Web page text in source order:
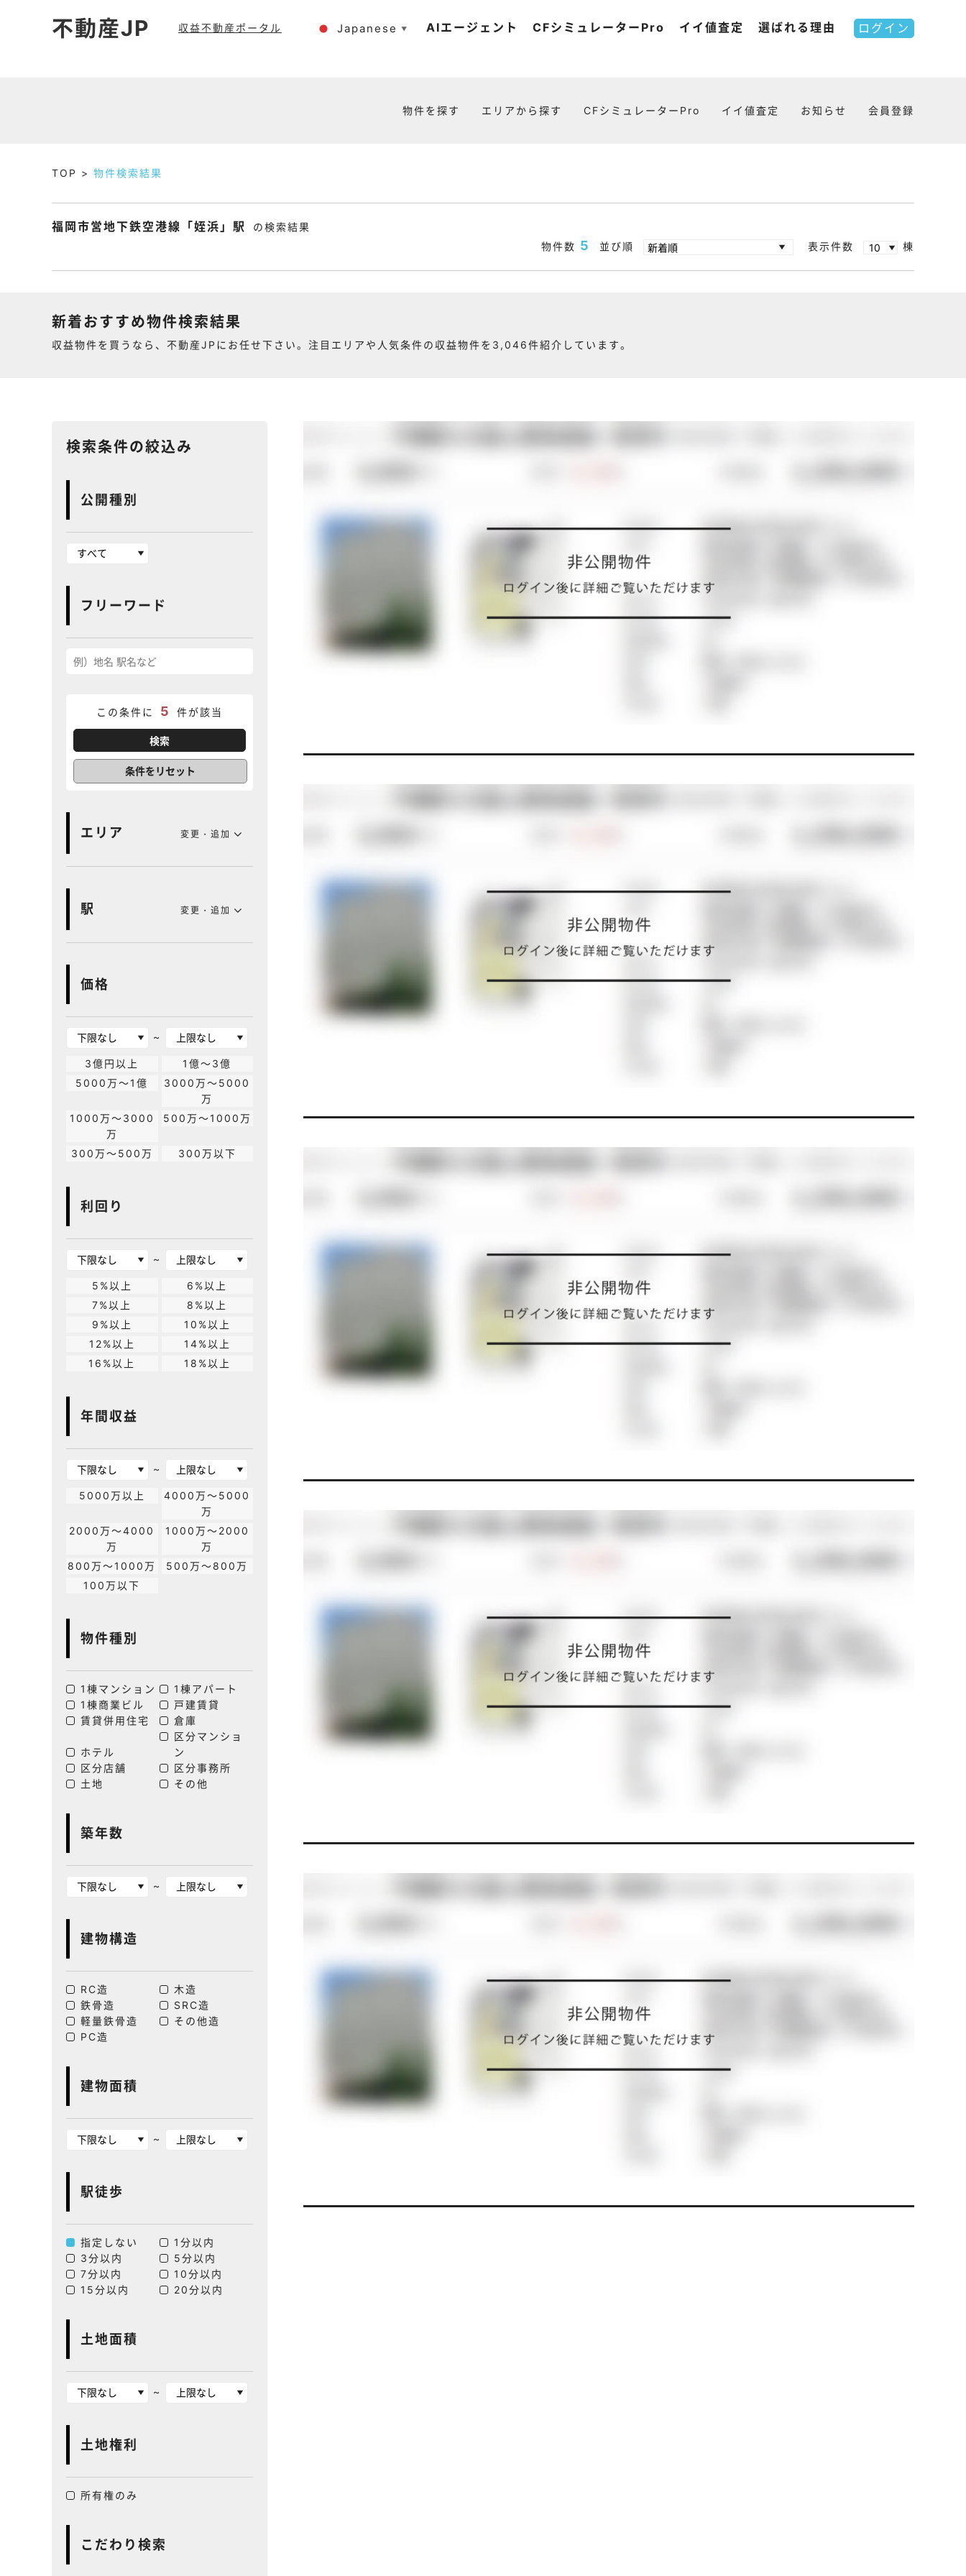
不動産JP 収益不動産ポータル Japanese ▼ AIエージェント CFシミュレーターPro イイ値査定 選ばれる理由 ログイン
物件を探す エリアから探す CFシミュレーターPro イイ値査定 お知らせ 会員登録
TOP 物件検索結果
福岡市営地下鉄空港線「姪浜」駅
の検索結果
物件数 5 並び順 表示件数 棟
新着おすすめ物件検索結果
収益物件を買うなら、不動産JPにお任せ下さい。注目エリアや人気条件の収益物件を3,046件紹介しています。
検索条件の絞込み
公開種別
フリーワード
この条件に 5 件が該当
条件をリセット
エリア 変更・追加
駅 変更・追加
価格
~
3億円以上
1億～3億
5000万～1億
3000万～5000
万
1000万～3000
万
500万～1000万
300万～500万 300万以下
利回り
~
5%以上
6%以上
7%以上
8%以上
9%以上
10%以上
12%以上
14%以上
16%以上
18%以上
年間収益
~
5000万以上
4000万～5000
万
2000万～4000
万
1000万～2000
万
800万～1000万
500万～800万
100万以下
物件種別
1棟マンション
1棟アパート
1棟商業ビル
戸建賃貸
賃貸併用住宅
倉庫
ホテル
区分マンショ
ン
区分店舗
区分事務所
土地
その他
築年数
~
建物構造
RC造
木造
鉄骨造
SRC造
軽量鉄骨造
その他造
PC造
建物面積
~
駅徒歩
指定しない
1分以内
3分以内
5分以内
7分以内
10分以内
15分以内
20分以内
土地面積
~
土地権利
所有権のみ
こだわり検索